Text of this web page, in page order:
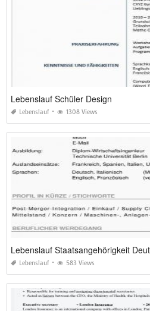
Lebenslauf Schüler Design
Lebenslauf 1308 Views
Lebenslauf Staatsangehörigkeit
Lebenslauf 583 Views